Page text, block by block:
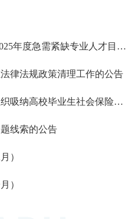
关于发布柳州市柳江区2024-2025年度急需紧缺专业人才目录的公告
律法规政策清理工作的公告
关于申报中小微企业或社会组织吸纳高校毕业生社会保险补贴和带动就业补贴的通知
线索的公告
）
）